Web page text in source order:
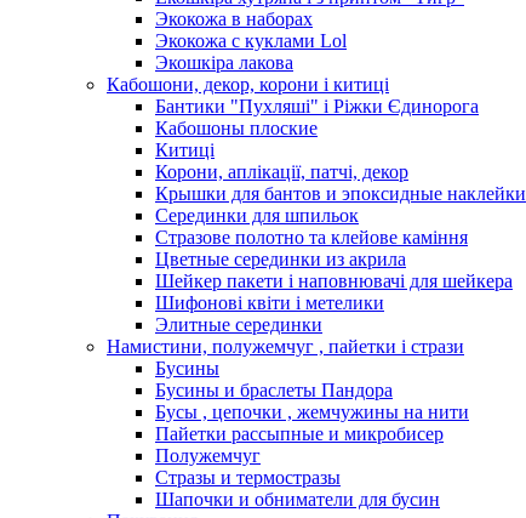
Экокожа в наборах
Экокожа с куклами Lol
Экошкiра лакова
Кабошони, декор, корони і китиці
Бантики "Пухляші" і Ріжки Єдинорога
Кабошоны плоские
Китиці
Корони, аплікації, патчі, декор
Крышки для бантов и эпоксидные наклейки
Серединки для шпильок
Стразове полотно та клейове каміння
Цветные серединки из акрила
Шейкер пакети і наповнювачі для шейкера
Шифонові квіти і метелики
Элитные серединки
Намистини, полужемчуг , пайетки і стрази
Бусины
Бусины и браслеты Пандора
Бусы , цепочки , жемчужины на нити
Пайетки рассыпные и микробисер
Полужемчуг
Стразы и термостразы
Шапочки и обниматели для бусин